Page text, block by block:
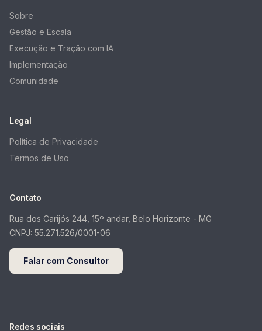
Sobre
Gestão e Escala
Execução e Tração com IA
Implementação
Comunidade
Legal
Política de Privacidade
Termos de Uso
Contato
Rua dos Carijós 244, 15º andar, Belo Horizonte - MG
CNPJ: 55.271.526/0001-06
Falar com Consultor
Redes sociais